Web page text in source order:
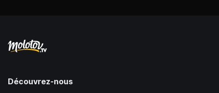
Découvrez-nous